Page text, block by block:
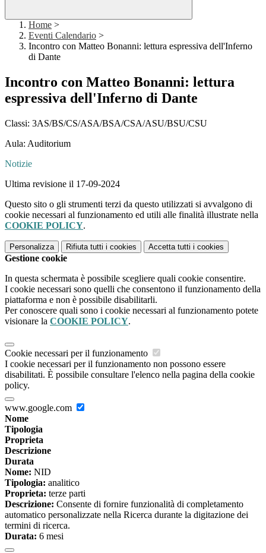
Home >
Eventi Calendario >
Incontro con Matteo Bonanni: lettura espressiva dell'Inferno
di Dante
Incontro con Matteo Bonanni: lettura
espressiva dell'Inferno di Dante
Classi: 3AS/BS/CS/ASA/BSA/CSA/ASU/BSU/CSU
Aula: Auditorium
Notizie
Ultima revisione il 17-09-2024
Questo sito o gli strumenti terzi da questo utilizzati si avvalgono di
cookie necessari al funzionamento ed utili alle finalità illustrate nella
COOKIE POLICY.
Personalizza Rifiuta tutti i cookies Accetta tutti i cookies
Gestione cookie
In questa schermata è possibile scegliere quali cookie consentire.
I cookie necessari sono quelli che consentono il funzionamento della
piattaforma e non è possibile disabilitarli.
Per conoscere quali sono i cookie necessari al funzionamento potete
visionare la COOKIE POLICY.
Cookie necessari per il funzionamento
I cookie necessari per il funzionamento non possono essere
disabilitati. È possibile consultare l'elenco nella pagina della cookie
policy.
www.google.com
Nome
Tipologia
Proprieta
Descrizione
Durata
Nome: NID
Tipologia: analitico
Proprieta: terze parti
Descrizione: Consente di fornire funzionalità di completamento
automatico personalizzate nella Ricerca durante la digitazione dei
termini di ricerca.
Durata: 6 mesi